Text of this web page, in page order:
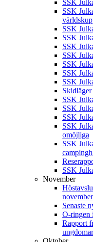
SSK
SSK
SSK
SSK
SSK
SSK
SSK
SSK
SSK
SSK
SSK
SSK
SSK
omöjliga
SSK
SSK
November
Senaste
O-ringen
Rapport
ungdomar